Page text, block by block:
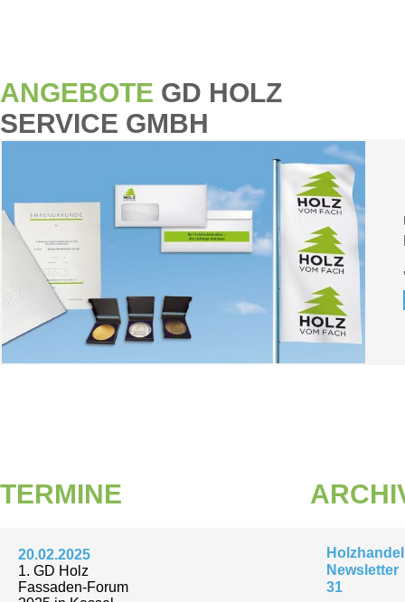
ANGEBOTE GD HOLZ
SERVICE GMBH
TERMINE
20.02.2025
1. GD Holz
Fassaden-Forum
Newsletter
31